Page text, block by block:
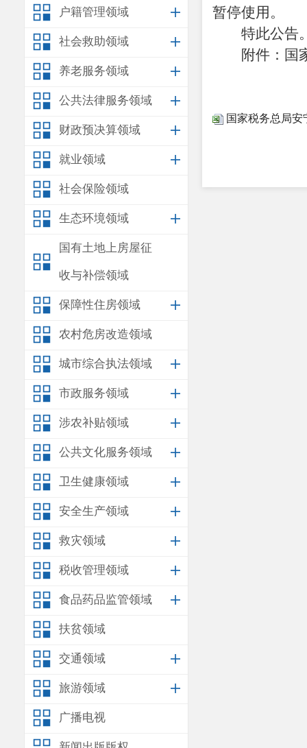
户籍管理领域
社会救助领域
养老服务领域
公共法律服务领域
财政预决算领域
就业领域
社会保险领域
生态环境领域
国有土地上房屋征
收与补偿领域
保障性住房领域
农村危房改造领域
城市综合执法领域
市政服务领域
涉农补贴领域
公共文化服务领域
卫生健康领域
安全生产领域
救灾领域
税收管理领域
食品药品监管领域
扶贫领域
交通领域
旅游领域
广播电视
暂停使用。
特此公告
附件：国
国家税务总局安